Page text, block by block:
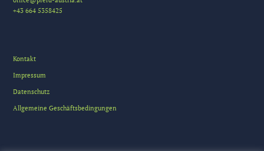
+43 664 5358425
Kontakt
Impressum
Datenschutz
Allgemeine Geschäftsbedingungen